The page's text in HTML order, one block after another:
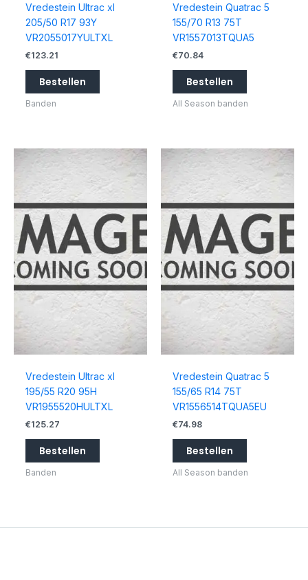
Vredestein Ultrac xl
205/50 R17 93Y
VR2055017YULTXL
€123.21
Bestellen
Banden
Vredestein Quatrac 5
155/70 R13 75T
VR1557013TQUA5
€70.84
Bestellen
All Season banden
Vredestein Ultrac xl
195/55 R20 95H
VR1955520HULTXL
€125.27
Bestellen
Banden
Vredestein Quatrac 5
155/65 R14 75T
VR1556514TQUA5EU
€74.98
Bestellen
All Season banden